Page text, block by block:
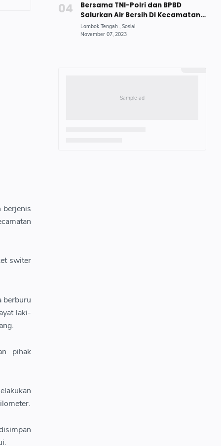
berjenis
switer
berburu
laki-
pihak
Bersama TNI-Polri dan BPBD
Salurkan Air Bersih Di Kecamatan
Jonggat